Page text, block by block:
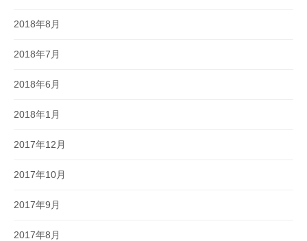
2018年8月
2018年7月
2018年6月
2018年1月
2017年12月
2017年10月
2017年9月
2017年8月